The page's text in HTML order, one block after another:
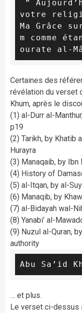
votre
Ma Grâce
m comme
ourate al-
Certaines des
révélation du verset
Khum, après le
(1) al-Durr al-
p19
(2) Tarikh, by Khatib
Hurayra
(3) Manaqaib, by Ibn
(4) History of
(5) al-Itqan, by al-
(6) Manaqib, by
(7) al-Bidayah wal-
(8) Yanabi’ al-
(9) Nuzul al-Quran,
authority
Abu Sa’id
… et plus.
Le verset ci-dessus